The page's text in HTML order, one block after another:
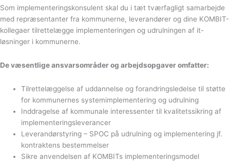
Som implementeringskonsulent skal du i tæt tværfagligt samarbejde
med repræsentanter fra kommunerne, leverandører og dine KOMBIT-
kollegaer tilrettelægge implementeringen og udrulningen af it-
løsninger i kommunerne.
De væsentlige ansvarsområder og arbejdsopgaver omfatter:
Tilrettelæggelse af uddannelse og forandringsledelse til støtte
for kommunernes systemimplementering og udrulning
Inddragelse af kommunale interessenter til kvalitetssikring af
implementeringsleverancer
Leverandørstyring – SPOC på udrulning og implementering jf.
kontraktens bestemmelser
Sikre anvendelsen af KOMBITs implementeringsmodel